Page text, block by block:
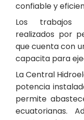
confiable y
Los trabajos
realizados por
que cuenta con
capacita para
La Central
potencia
permite
ecuatorianas.